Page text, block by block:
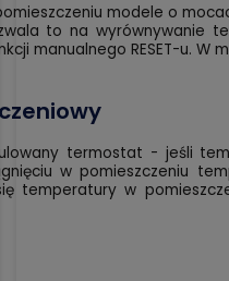
modele o
to na wyrównywanie
manualnego RESET-u.
termostat - jeśli
w pomieszczeniu
temperatury w